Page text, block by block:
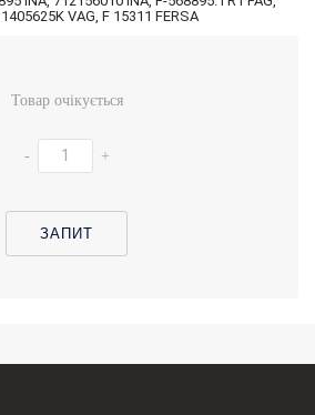
VAG, F 15311 FERSA
Товар очікується
- +
ЗАПИТ